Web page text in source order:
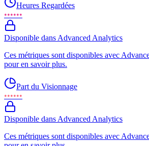
Heures Regardées
••••••
Disponible dans Advanced Analytics
Ces métriques sont disponibles avec
pour en savoir plus.
Part du Visionnage
••••••
Disponible dans Advanced Analytics
Ces métriques sont disponibles avec